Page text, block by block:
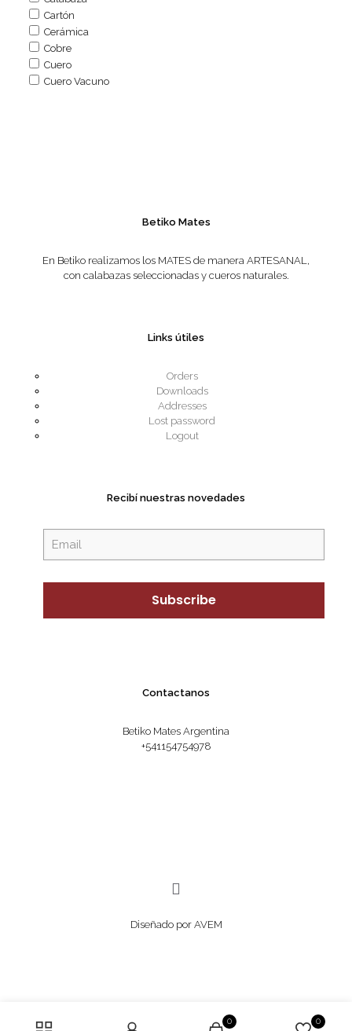
Cartón
Cerámica
Cobre
Cuero
Cuero Vacuno
Betiko Mates
En Betiko realizamos los MATES de manera ARTESANAL,
con calabazas seleccionadas y cueros naturales.
Links útiles
Orders
Downloads
Addresses
Lost password
Logout
Recibí nuestras novedades
Contactanos
Betiko Mates Argentina
+541154754978
Diseñado por AVEM
0 0